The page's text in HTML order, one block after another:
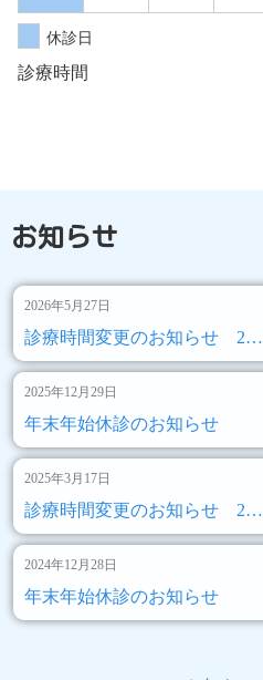
休診日
診療時間
お知らせ
2026年5月27日
診療時間変更のお知らせ 2…
2025年12月29日
年末年始休診のお知らせ
2025年3月17日
診療時間変更のお知らせ 2…
2024年12月28日
年末年始休診のお知らせ